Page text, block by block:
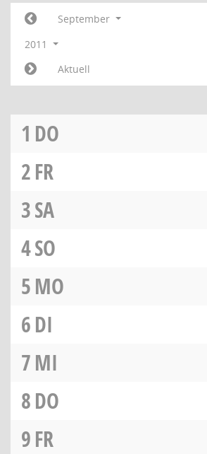
September
2011
Aktuell
1 DO
2FR
3SA
4SO
5MO
6DI
7MI
8DO
9FR